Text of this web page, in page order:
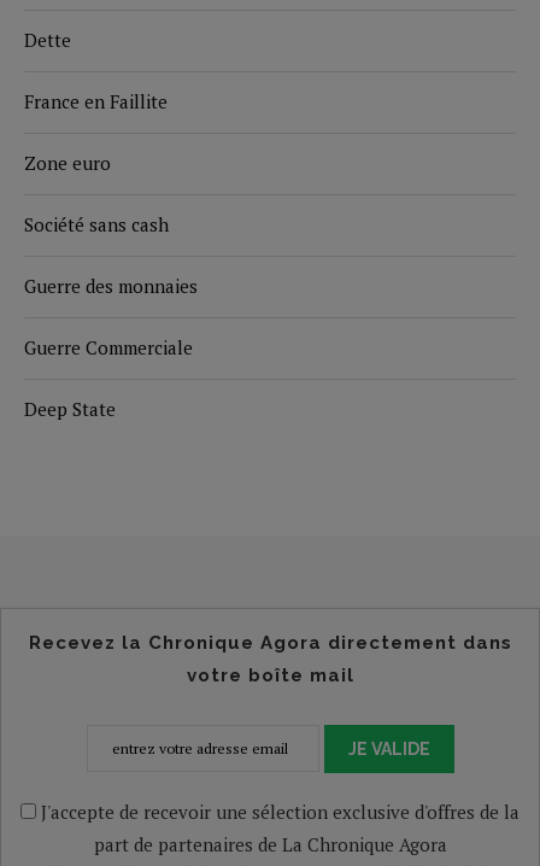
Dette
France en Faillite
Zone euro
Société sans cash
Guerre des monnaies
Guerre Commerciale
Deep State
Recevez la Chronique Agora directement dans
votre boîte mail
JE VALIDE
J'accepte de recevoir une sélection exclusive d'offres de la
part de partenaires de La Chronique Agora